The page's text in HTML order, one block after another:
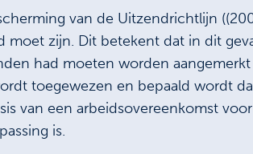
van de Uitzendrichtlijn
moet zijn. Dit betekent dat in dit
had moeten worden
toegewezen en bepaald wordt
van een arbeidsovereenkomst
is.